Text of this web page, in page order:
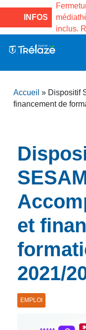
INFOS
la Maison des
de Gama du
inclus.
et d’animations
Projets
–
Accueil » Dispositif
financement de
et
2021/
EMPLOI